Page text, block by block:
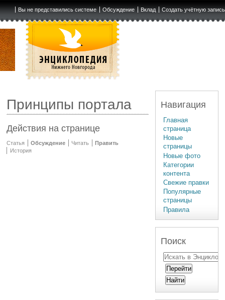
Вы не представились системе Обсуждение Вклад Создать учётную запись
Принципы портала
Действия на странице
Статья Обсуждение Читать
Править
История
Навигация
Главная
страница
Новые
страницы
Новые фото
Категории
контента
Свежие правки
Популярные
страницы
Правила
Поиск